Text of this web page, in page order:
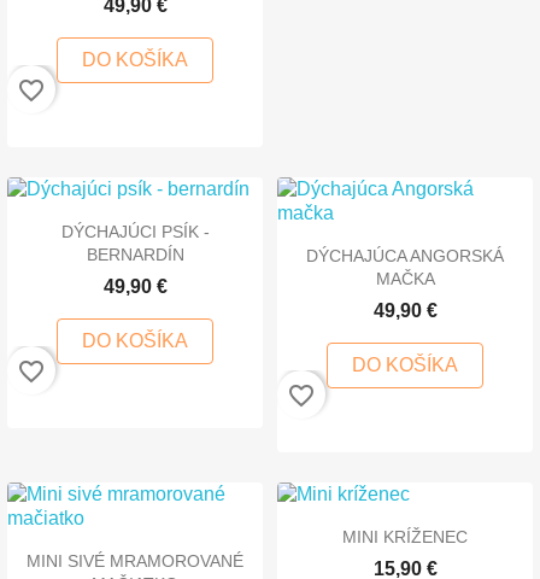
49,90 €
DO KOŠÍKA
favorite_border
DÝCHAJÚCI PSÍK -
BERNARDÍN
49,90 €
DO KOŠÍKA
favorite_border
DÝCHAJÚCA ANGORSKÁ
MAČKA
49,90 €
DO KOŠÍKA
favorite_border
MINI SIVÉ MRAMOROVANÉ
MINI KRÍŽENEC
15,90 €